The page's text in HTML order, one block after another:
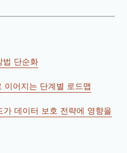
법 단순화
어지는 단계별 로드맵
가 데이터 보호 전략에 영향을